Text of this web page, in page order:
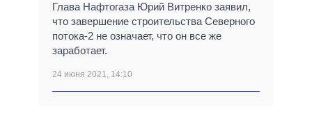
Глава Нафтогаза Юрий Витренко заявил,
что завершение строительства Северного
потока-2 не означает, что он все же
заработает.
24 июня 2021, 14:10